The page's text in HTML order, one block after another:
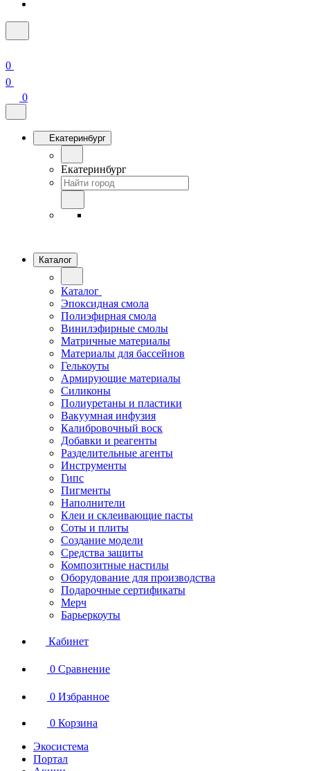
0
0
0
Екатеринбург
Екатеринбург
Каталог
Каталог
Эпоксидная смола
Полиэфирная смола
Винилэфирные смолы
Матричные материалы
Материалы для бассейнов
Гелькоуты
Армирующие материалы
Силиконы
Полиуретаны и пластики
Вакуумная инфузия
Калибровочный воск
Добавки и реагенты
Разделительные агенты
Инструменты
Гипс
Пигменты
Наполнители
Клеи и склеивающие пасты
Соты и плиты
Создание модели
Средства защиты
Композитные настилы
Оборудование для производства
Подарочные сертификаты
Мерч
Барьеркоуты
Кабинет
0 Сравнение
0 Избранное
0 Корзина
Экосистема
Портал